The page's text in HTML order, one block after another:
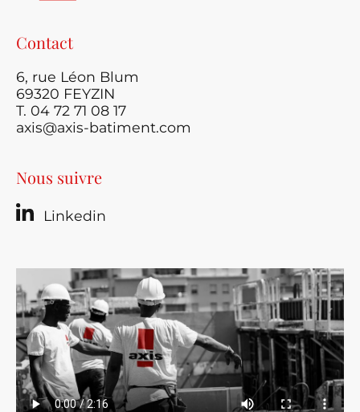
Contact
6, rue Léon Blum
69320 FEYZIN
T. 04 72 71 08 17
axis@axis-batiment.com
Nous suivre
Linkedin